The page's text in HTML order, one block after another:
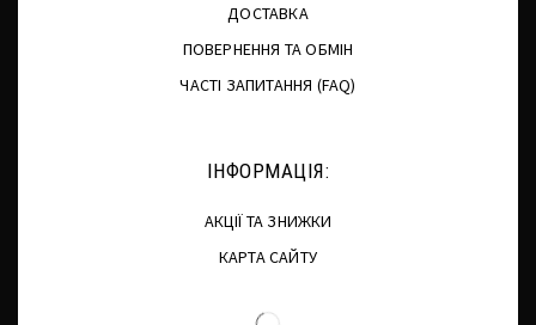
ДОСТАВКА
ПОВЕРНЕННЯ ТА ОБМІН
ЧАСТІ ЗАПИТАННЯ (FAQ)
ІНФОРМАЦІЯ:
АКЦІЇ ТА ЗНИЖКИ
КАРТА САЙТУ